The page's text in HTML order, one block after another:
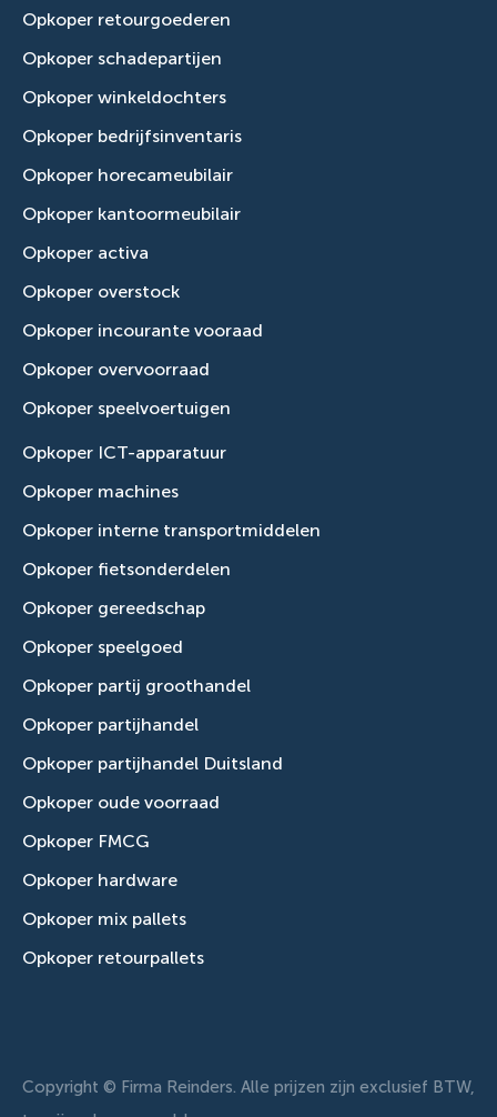
Opkoper retourgoederen
Opkoper schadepartijen
Opkoper winkeldochters
Opkoper bedrijfsinventaris
Opkoper horecameubilair
Opkoper kantoormeubilair
Opkoper activa
Opkoper overstock
Opkoper incourante vooraad
Opkoper overvoorraad
Opkoper speelvoertuigen
Opkoper ICT-apparatuur
Opkoper machines
Opkoper interne transportmiddelen
Opkoper fietsonderdelen
Opkoper gereedschap
Opkoper speelgoed
Opkoper partij groothandel
Opkoper partijhandel
Opkoper partijhandel Duitsland
Opkoper oude voorraad
Opkoper FMCG
Opkoper hardware
Opkoper mix pallets
Opkoper retourpallets
Copyright © Firma Reinders. Alle prijzen zijn exclusief BTW,